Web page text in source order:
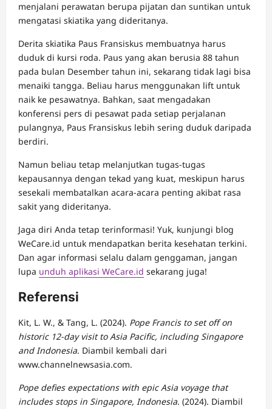
menjalani perawatan berupa pijatan dan suntikan untuk
mengatasi skiatika yang dideritanya.
Derita skiatika Paus Fransiskus membuatnya harus
duduk di kursi roda. Paus yang akan berusia 88 tahun
pada bulan Desember tahun ini, sekarang tidak lagi bisa
menaiki tangga. Beliau harus menggunakan lift untuk
naik ke pesawatnya. Bahkan, saat mengadakan
konferensi pers di pesawat pada setiap perjalanan
pulangnya, Paus Fransiskus lebih sering duduk daripada
berdiri.
Namun beliau tetap melanjutkan tugas-tugas
kepausannya dengan tekad yang kuat, meskipun harus
sesekali membatalkan acara-acara penting akibat rasa
sakit yang dideritanya.
Jaga diri Anda tetap terinformasi! Yuk, kunjungi blog
WeCare.id untuk mendapatkan berita kesehatan terkini.
Dan agar informasi selalu dalam genggaman, jangan
lupa unduh aplikasi WeCare.id sekarang juga!
Referensi
Kit, L. W., & Tang, L. (2024). Pope Francis to set off on
historic 12-day visit to Asia Pacific, including Singapore
and Indonesia. Diambil kembali dari
www.channelnewsasia.com.
Pope defies expectations with epic Asia voyage that
includes stops in Singapore, Indonesia. (2024). Diambil